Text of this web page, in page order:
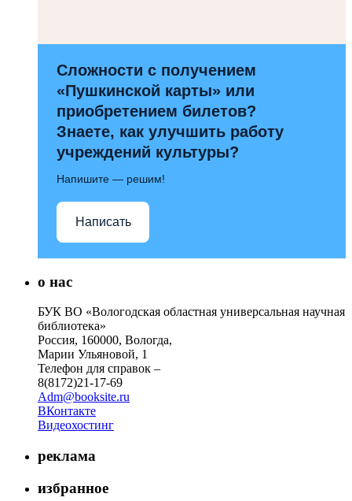
Сложности с получением
«Пушкинской карты» или
приобретением билетов?
Знаете, как улучшить работу
учреждений культуры?
Напишите — решим!
Написать
о нас
БУК ВО «Вологодская областная универсальная научная
библиотека»
Россия, 160000, Вологда,
Марии Ульяновой, 1
Телефон для справок –
8(8172)21-17-69
Adm@booksite.ru
ВКонтакте
Видеохостинг
реклама
избранное